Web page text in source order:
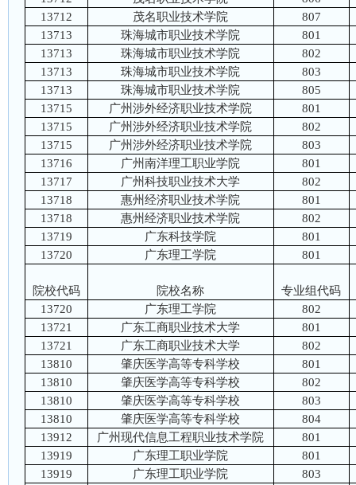
13712
茂名职业技术学院
807
13713
珠海城市职业技术学院
801
13713
珠海城市职业技术学院
802
13713
珠海城市职业技术学院
803
13713
珠海城市职业技术学院
805
13715
广州涉外经济职业技术学院
801
13715
广州涉外经济职业技术学院
802
13715
广州涉外经济职业技术学院
803
13716
广州南洋理工职业学院
801
13717
广州科技职业技术大学
802
13718
惠州经济职业技术学院
801
13718
惠州经济职业技术学院
802
13719
广东科技学院
801
13720
广东理工学院 801
院校代码 院校名称
专业组代码
13720
广东理工学院
802
13721
广东工商职业技术大学
801
13721
广东工商职业技术大学
802
13810
肇庆医学高等专科学校
801
13810
肇庆医学高等专科学校
802
13810
肇庆医学高等专科学校
803
13810
肇庆医学高等专科学校
804
13912
广州现代信息工程职业技术学院
801
13919
广东理工职业学院
801
13919
广东理工职业学院
803